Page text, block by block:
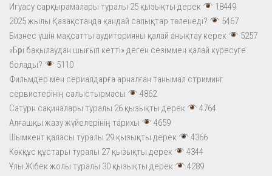
Игуасу сарқырамалары туралы 25 қызықты дерек
18449
2025 жылы Қазақстанда қандай салықтар төленеді?
5467
Бизнес үшін мақсатты аудиторияны қалай анықтау керек
5257
«Бәрі бақылаудан шығып кетті» деген сезіммен қалай күресуге
болады?
5110
Фильмдер мен сериалдарға арналған танымал стриминг
сервистерінің салыстырмасы
4862
Сатурн сақиналары туралы 26 қызықты дерек
4764
Алғашқы жазу жүйелерінің тарихы
4659
Шымкент қаласы туралы 29 қызықты дерек
4366
Көкқұс құстары туралы 27 қызықты дерек
4344
Ұлы Жібек жолы туралы 30 қызықты дерек
4289